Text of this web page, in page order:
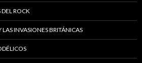
ROCK
INVASIONES BRITÁNICAS